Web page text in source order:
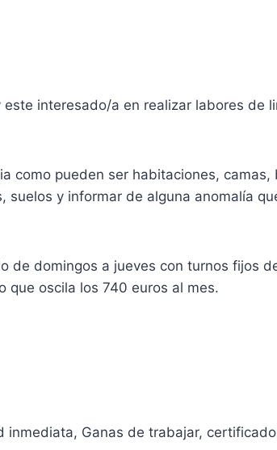
interesado/a en realizar labores de
como pueden ser habitaciones,
y informar de alguna anomalía
domingos a jueves con turnos fijos
que oscila los 740 euros al mes.
Ganas de trabajar,